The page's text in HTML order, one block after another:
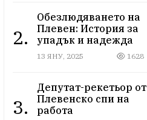
2.
Обезлюдяването на
Плевен: История за
упадък и надежда
13 ЯНУ, 2025 1628
3.
Депутат-рекетьор от
Плевенско спи на
работа